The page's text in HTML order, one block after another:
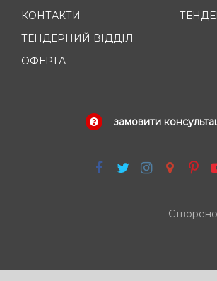
КОНТАКТИ
ТЕНДЕРНИЙ ВІДДІЛ
ОФЕРТА
замовити